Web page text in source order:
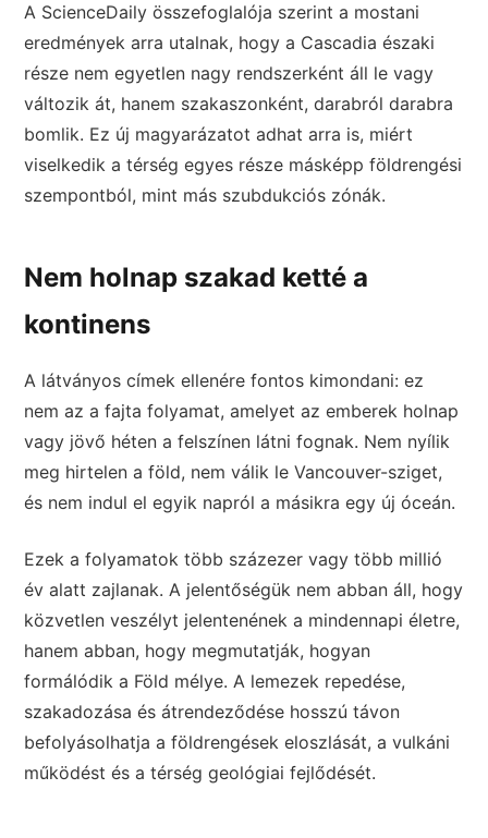
A ScienceDaily összefoglalója szerint a mostani
eredmények arra utalnak, hogy a Cascadia északi
része nem egyetlen nagy rendszerként áll le vagy
változik át, hanem szakaszonként, darabról darabra
bomlik. Ez új magyarázatot adhat arra is, miért
viselkedik a térség egyes része másképp földrengési
szempontból, mint más szubdukciós zónák.
Nem holnap szakad ketté a
kontinens
A látványos címek ellenére fontos kimondani: ez
nem az a fajta folyamat, amelyet az emberek holnap
vagy jövő héten a felszínen látni fognak. Nem nyílik
meg hirtelen a föld, nem válik le Vancouver-sziget,
és nem indul el egyik napról a másikra egy új óceán.
Ezek a folyamatok több százezer vagy több millió
év alatt zajlanak. A jelentőségük nem abban áll, hogy
közvetlen veszélyt jelentenének a mindennapi életre,
hanem abban, hogy megmutatják, hogyan
formálódik a Föld mélye. A lemezek repedése,
szakadozása és átrendeződése hosszú távon
befolyásolhatja a földrengések eloszlását, a vulkáni
működést és a térség geológiai fejlődését.